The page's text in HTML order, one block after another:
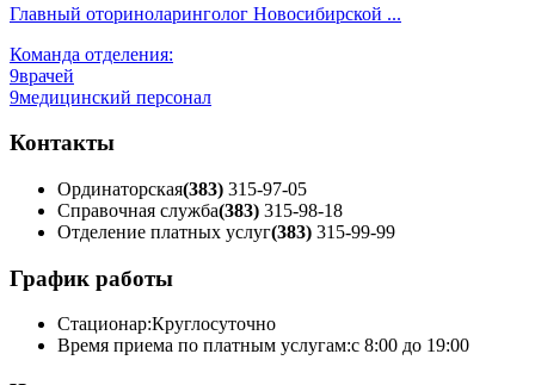
Главный оториноларинголог Новосибирской ...
Команда отделения:
9врачей
9медицинский персонал
Контакты
Ординаторская(383) 315-97-05
Справочная служба(383) 315-98-18
Отделение платных услуг(383) 315-99-99
График работы
Стационар:Круглосуточно
Время приема по платным услугам:с 8:00 до 19:00